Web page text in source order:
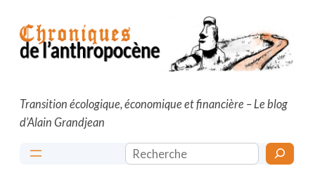
contenu
Transition écologique, économique et financière – Le blog
d’Alain Grandjean
Rechercher